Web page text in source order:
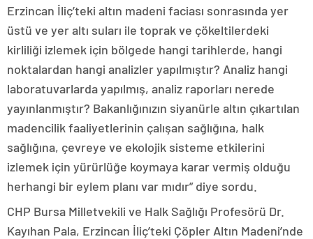
Erzincan İliç’teki altın madeni faciası sonrasında yer
üstü ve yer altı suları ile toprak ve çökeltilerdeki
kirliliği izlemek için bölgede hangi tarihlerde, hangi
noktalardan hangi analizler yapılmıştır? Analiz hangi
laboratuvarlarda yapılmış, analiz raporları nerede
yayınlanmıştır? Bakanlığınızın siyanürle altın çıkartılan
madencilik faaliyetlerinin çalışan sağlığına, halk
sağlığına, çevreye ve ekolojik sisteme etkilerini
izlemek için yürürlüğe koymaya karar vermiş olduğu
herhangi bir eylem planı var mıdır” diye sordu.
CHP Bursa Milletvekili ve Halk Sağlığı Profesörü Dr.
Kayıhan Pala, Erzincan İliç’teki Çöpler Altın Madeni’nde